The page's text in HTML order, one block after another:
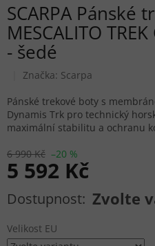
SCARPA Pánské
MESCALITO
- šedé
Značka: Scarpa
6 990 Kč –20 %
5 592 Kč
Měrná cena: Zvolte
Velikost EU
Pánské trekové boty s
Dynamis Trk pro technický
maximální stabilitu a ochranu